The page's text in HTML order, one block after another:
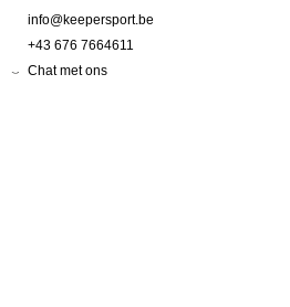
info@keepersport.be
+43 676 7664611
Chat met ons